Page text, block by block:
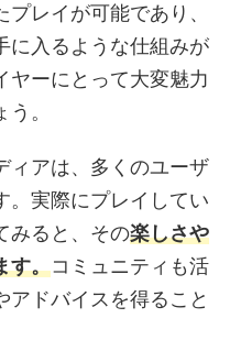
レイが可能であり、
に入るような仕組みが
ヤーにとって大変魅力
。
ィアは、多くのユーザ
。実際にプレイしてい
みると、その楽しさや
す。コミュニティも活
アドバイスを得ること